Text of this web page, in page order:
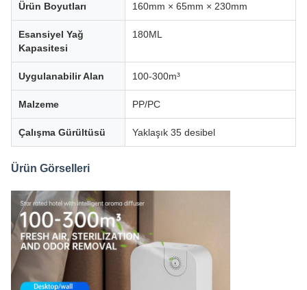
Ürün Boyutları 160mm × 65mm × 230mm
Esansiyel Yağ
Kapasitesi
180ML
Uygulanabilir Alan 100-300m³
Malzeme PP/PC
Çalışma Gürültüsü Yaklaşık 35 desibel
Ürün Görselleri